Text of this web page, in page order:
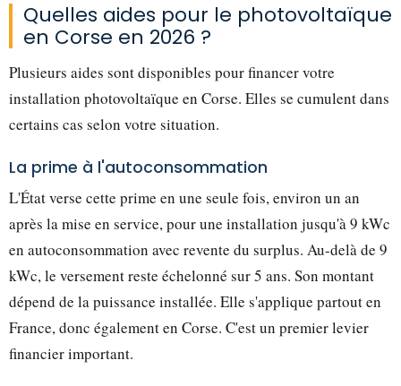
Quelles aides pour le photovoltaïque
en Corse en 2026 ?
Plusieurs aides sont disponibles pour financer votre
installation photovoltaïque en Corse. Elles se cumulent dans
certains cas selon votre situation.
La prime à l'autoconsommation
L'État verse cette prime en une seule fois, environ un an
après la mise en service, pour une installation jusqu'à 9 kWc
en autoconsommation avec revente du surplus. Au-delà de 9
kWc, le versement reste échelonné sur 5 ans. Son montant
dépend de la puissance installée. Elle s'applique partout en
France, donc également en Corse. C'est un premier levier
financier important.